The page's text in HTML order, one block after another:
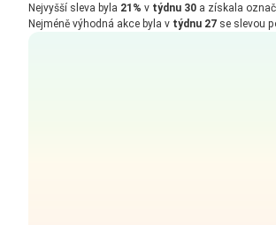
Nejvyšší sleva byla 21% v týdnu 30 a získala
Nejméně výhodná akce byla v týdnu 27 se slevou